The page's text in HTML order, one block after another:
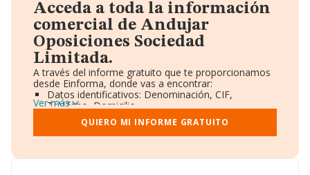
Acceda a toda la información
comercial de Andujar
Oposiciones Sociedad
Limitada.
A través del informe gratuito que te proporcionamos
desde Einforma, donde vas a encontrar:
Datos identificativos: Denominación, CIF,
Teléfono, Domicilio.
Informe Mercantil Completo (BORME).
Gráficos de Evolución Ventas y Empleados.
Consejo de Administración y Administradores.
Accionistas.
Ver más
QUIERO MI INFORME GRATUITO